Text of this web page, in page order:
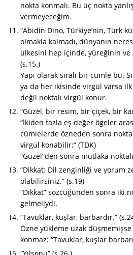
nokta konmalı. Bu üç nokta
vermeyeceğim.
“Abidin Dino, Türkiye’nin, Türk
olmakla kalmadı, dünyanın
ülkesini hep içinde, yüreğinin ve
(s.15.)
Yapı olarak sıralı bir cümle bu.
ya da her ikisinde virgül varsa
değil noktalı virgül konur.
“Güzel, bir resim, bir çiçek, bir
“İkiden fazla eş değer ögeler
cümlelerde özneden sonra
virgül konabilir:” (TDK)
“Güzel”den sonra mutlaka
“Dikkat: Dil zenginliği ve yorum
olabilirsiniz.” (s.19)
“Dikkat” sözcüğünden sonra iki
gelmeliydi.
“Tavuklar, kuşlar, barbardır.”
Özne yükleme uzak
konmaz: “Tavuklar, kuşlar